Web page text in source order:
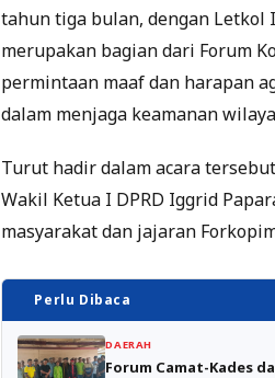
tahun tiga bulan, dengan Letkol
merupakan bagian dari Forum
permintaan maaf dan harapan
dalam menjaga keamanan
Turut hadir dalam acara
Wakil Ketua I DPRD Iggrid
masyarakat dan jajaran
Perlu Dibaca
DAERAH
Forum Camat-Kades